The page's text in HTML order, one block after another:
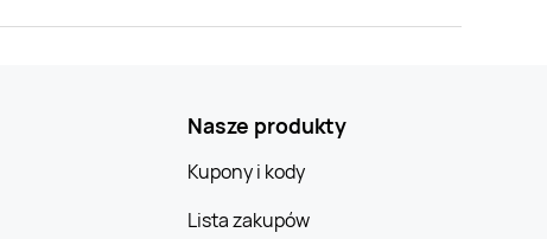
Nasze produkty
Kupony i kody
Lista zakupów